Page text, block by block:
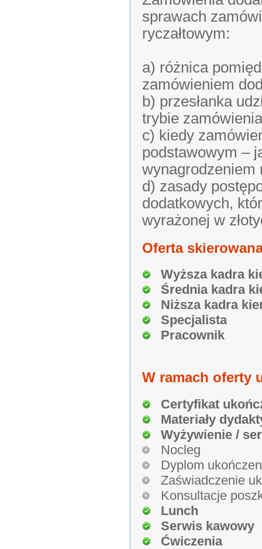
sprawach
ryczałtowym:
a) różnica
zamówieniem
b) przesłanka
trybie
c) kiedy
podstawowym –
wynagrodzeniem
d) zasady
dodatkowych,
wyrażonej w
Oferta
Wyższa kadra
Średnia kadra
Niższa kadra
Specjalista
Pracownik
W ramach oferty
Certyfikat
Materiały
Wyżywienie /
Nocleg
Dyplom
Zaświadczenie
Konsultacje
Lunch
Serwis kawowy
Ćwiczenia